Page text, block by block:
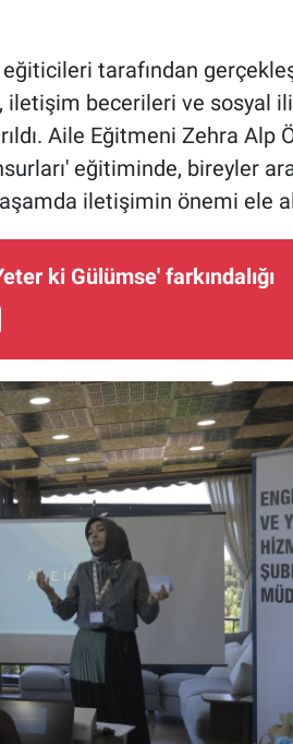
tarafından
iletişim becerileri ve sosyal
Aile Eğitmeni Zehra Alp
eğitiminde, bireyler
iletişimin önemi ele
ki Gülümse' farkındalığı